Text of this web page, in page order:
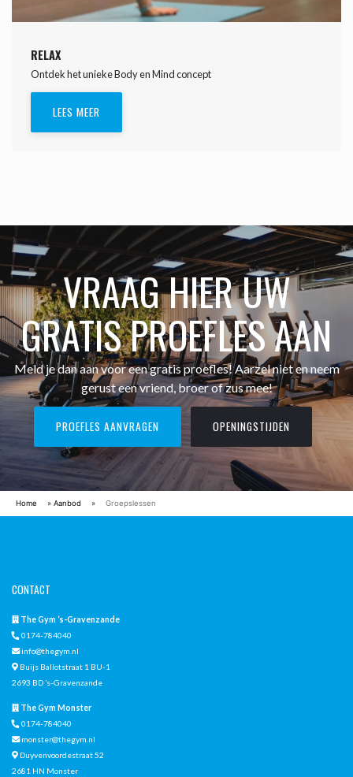
RELAX
Ontdek het unieke Body en Mind concept
LEES MEER
VRAAG HIER UW
GRATIS PROEFLES AAN
Meld je dan aan voor een gratis proefles! Aarzel niet en neem
gerust een vriend, broer of zus mee!
PROEFLES AANVRAGEN OPENINGSTIJDEN
Home » Aanbod » Groepslessen
CONTACT
The Gym ‘s-Gravenzande
0174-784040
info@thegym.nl
Buijs Ballotstraat 1 BU-1
2693 BD ’s-Gravenzande
The Gym Monster
0174-784040
monster@thegym.nl
Duyvenvoordestraat 52
2681 HN Monster